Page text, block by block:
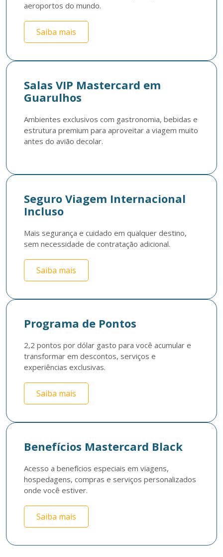
aeroportos do mundo.
Saiba mais
Salas VIP Mastercard em
Guarulhos
Ambientes exclusivos com gastronomia, bebidas e
estrutura premium para aproveitar a viagem muito
antes do avião decolar.
Seguro Viagem Internacional
Incluso
Mais segurança e cuidado em qualquer destino,
sem necessidade de contratação adicional.
Saiba mais
Programa de Pontos
2,2 pontos por dólar gasto para você acumular e
transformar em descontos, serviços e
experiências exclusivas.
Saiba mais
Benefícios Mastercard Black
Acesso a benefícios especiais em viagens,
hospedagens, compras e serviços personalizados
onde você estiver.
Saiba mais